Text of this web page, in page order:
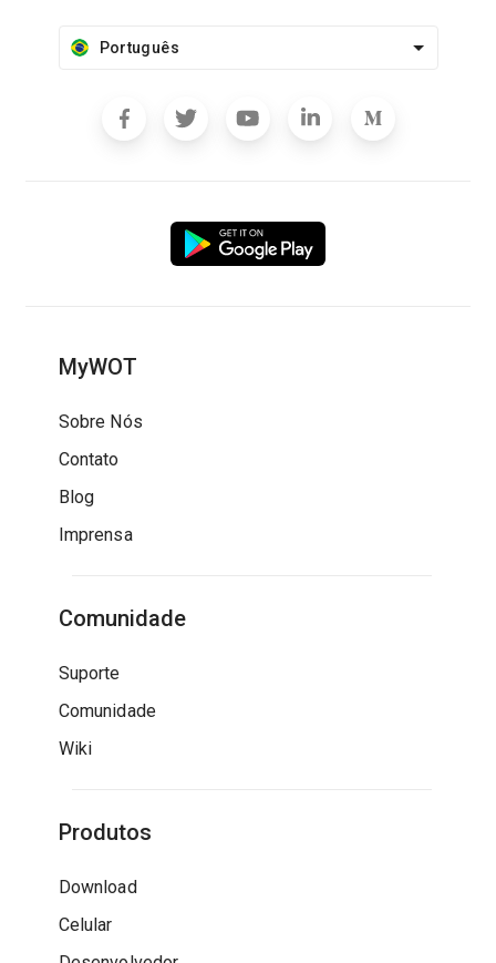
Português
MyWOT
Sobre Nós
Contato
Blog
Imprensa
Comunidade
Suporte
Comunidade
Wiki
Produtos
Download
Celular